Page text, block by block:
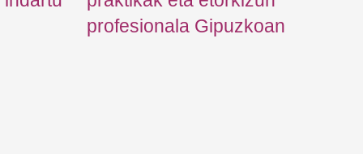
profesionala Gipuzkoan